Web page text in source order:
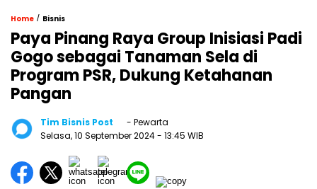
Home / Bisnis
Paya Pinang Raya Group Inisiasi Padi
Gogo sebagai Tanaman Sela di
Program PSR, Dukung Ketahanan
Pangan
Tim Bisnis Post
- Pewarta
Selasa, 10 September 2024- 13:45 WIB